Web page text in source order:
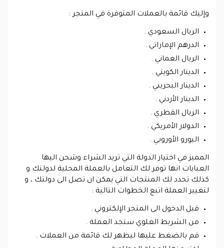
وإليك قائمة بالعملات المتوفرة في المتجر :
الريال السعودي .
الدرهم الإماراتي .
الريال العماني .
الدينار الكويتي .
الدينار البحريني .
الدينار الأردني .
الريال القطري .
الدولار الأمريكي .
اليورو الأوروبي .
المميز في اختيار الدولة التي تريد الشراء وشحن اليها
العبايات انها توفر لك التعامل بالعملة المحلية لدولتك و
كذلك تحدد لك المنتجات التي يمكن ان تصل الى دولتك ، و
لتغيير العملة اتبع الخطوات التالية :
قبل الدخول الى المتجر الإلكتروني .
من الشريط العلوي ستجد العملة .
قم بالضغط عليها ليظهر لك قائمة من العملات .